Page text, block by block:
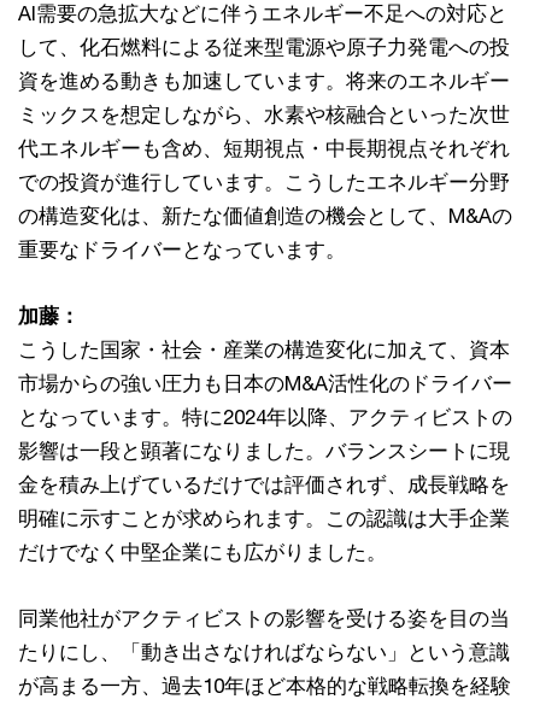
AI需要の急拡大などに伴うエネルギー不足への対応と
して、化石燃料による従来型電源や原子力発電への投
資を進める動きも加速しています。将来のエネルギー
ミックスを想定しながら、水素や核融合といった次世
代エネルギーも含め、短期視点・中長期視点それぞれ
での投資が進行しています。こうしたエネルギー分野
の構造変化は、新たな価値創造の機会として、M&Aの
重要なドライバーとなっています。
加藤：
こうした国家・社会・産業の構造変化に加えて、資本
市場からの強い圧力も日本のM&A活性化のドライバー
となっています。特に2024年以降、アクティビストの
影響は一段と顕著になりました。バランスシートに現
金を積み上げているだけでは評価されず、成長戦略を
明確に示すことが求められます。この認識は大手企業
だけでなく中堅企業にも広がりました。
同業他社がアクティビストの影響を受ける姿を目の当
たりにし、「動き出さなければならない」という意識
が高まる一方、過去10年ほど本格的な戦略転換を経験